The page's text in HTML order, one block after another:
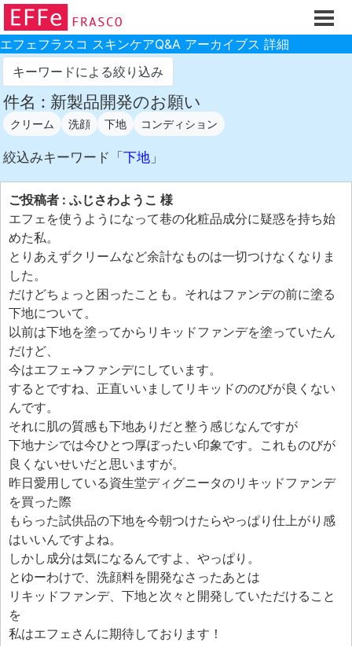
ホーム
ご注文フォーム
初回割引
製品のご案内
お買い物ガイド
スキンケアQ&Aアーカイブス
製品レビュー
スキンケア基礎講座
コスメ辞典 化粧品成分検索
ご購入履歴
ご登録情報
ご紹介(アフェリエイト)制度
エフェ研究所について
お問い合わせフォーム
エフェフラスコ スキンケアQ&A アーカイブス 詳細
キーワードによる絞り込み
件名 : 新製品開発のお願い
クリーム 洗顔 下地 コンディション
絞込みキーワード「 下地 」
ご投稿者 : ふじさわようこ 様
エフェを使うようになって巷の化粧品成分に疑惑を持ち始
めた私。
とりあえずクリームなど余計なものは一切つけなくなりま
した。
だけどちょっと困ったことも。それはファンデの前に塗る
下地について。
以前は下地を塗ってからリキッドファンデを塗っていたん
だけど、
今はエフェ→ファンデにしています。
するとですね、正直いいましてリキッドののびが良くない
んです。
それに肌の質感も下地ありだと整う感じなんですが
下地ナシでは今ひとつ厚ぼったい印象です。これものびが
良くないせいだと思いますが。
昨日愛用している資生堂ディグニータのリキッドファンデ
を買った際
もらった試供品の下地を今朝つけたらやっぱり仕上がり感
はいいんですよね。
しかし成分は気になるんですよ、やっぱり。
とゆーわけで、洗顔料を開発なさったあとは
リキッドファンデ、下地と次々と開発していただけること
を
私はエフェさんに期待しております！